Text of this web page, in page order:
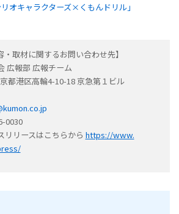
オキャラクターズ×くもんドリル」
・取材に関するお問い合わせ先】
広報部 広報チーム
都港区高輪4-10-18 京急第１ビル
0030
リースはこちらから https://www.